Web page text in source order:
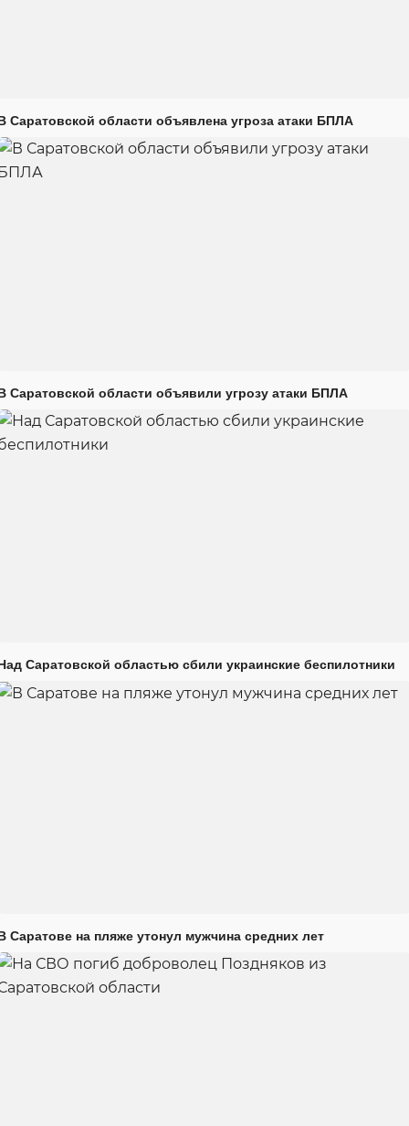
Саратовской области объявлена угроза атаки БПЛА
Саратовской области объявили угрозу атаки БПЛА
Саратовской областью сбили украинские беспилотники
Саратове на пляже утонул мужчина средних лет